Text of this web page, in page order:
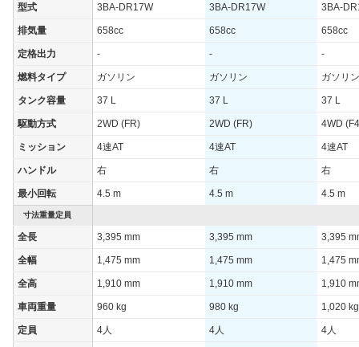
街地)
11.6km/L 11.6km/L 11.5km/
WLTCモード(郊
外)
WLTCモード(高
13.7km/L 13.7km/L 13.8km/
装備オプション
型式 3BA-DR17W 3BA-DR17W 3BA-
排気量 658cc 658cc 658cc
定格出力 - - -
燃料タイプ ガソリン ガソリン ガソリン
タンク容量 37 L 37 L 37 L
駆動方式 2WD (FR) 2WD (FR) 4WD
ミッション 4速AT 4速AT 4速AT
ハンドル 右 右 右
最小回転 4.5 m 4.5 m 4.5 m
寸法重量定員
全長 3,395 mm 3,395 mm 3,395
全幅 1,475 mm 1,475 mm 1,475
全高 1,910 mm 1,910 mm 1,910
車両重量 960 kg 980 kg 1,020 kg
定員 4人 4人 4人